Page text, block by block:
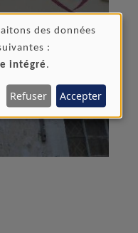
des données
:
intégré.
Refuser Accepter